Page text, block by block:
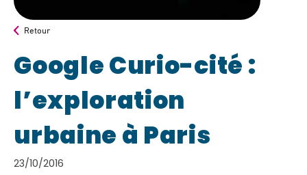
Retour
Google Curio-cité :
l’exploration
urbaine à Paris
23/10/2016